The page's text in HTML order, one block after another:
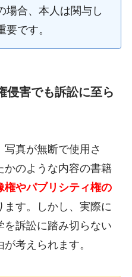
場合、本人は関与し
です。
侵害でも訴訟に至ら
真が無断で使用さ
かのような内容の書籍
権やパブリシティ権の
ます。しかし、実際に
を訴訟に踏み切らない
考えられます。